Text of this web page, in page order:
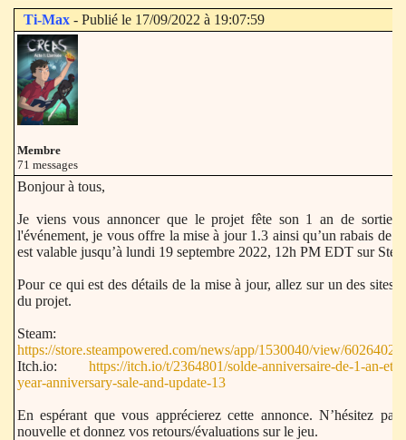
Ti-Max - Publié le 17/09/2022 à 19:07:59
Membre
71 messages
Bonjour à tous,
Je viens vous annoncer que le projet fête son 1 an de sortie.
l'événement, je vous offre la mise à jour 1.3 ainsi qu’un rabais de
est valable jusqu’à lundi 19 septembre 2022, 12h PM EDT sur
Pour ce qui est des détails de la mise à jour, allez sur un des sites
du projet.
Steam:
https://store.steampowered.com/news/app/1530040/view/
Itch.io: https://itch.io/t/2364801/solde-anniversaire-de-1-an-et-
year-anniversary-sale-and-update-13
En espérant que vous apprécierez cette annonce. N’hésitez
nouvelle et donnez vos retours/évaluations sur le jeu.